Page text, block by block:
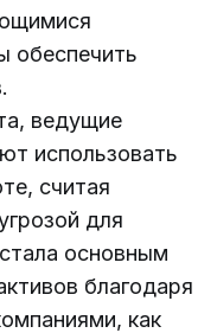
обеспечить
ведущие
использовать
считая
для
основным
благодаря
как